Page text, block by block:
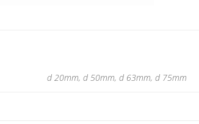
d 20mm, d 50mm, d 63mm, d 75mm